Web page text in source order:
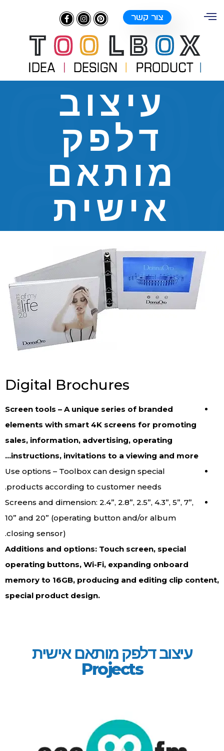
צור קשר
עיצוב
דלפק
מותאם
אישית
Digital Brochures
Screen tools – A unique series of branded
elements with smart 4K screens for promoting
sales, information, advertising, operating
instructions, invitations to a viewing and more…
Use options – Toolbox can design special
products according to customer needs.
Screens and dimension: 2.4”, 2.8”, 2.5”, 4.3”, 5”, 7”,
10” and 20” (operating button and/or album
closing sensor).
Additions and options: Touch screen, special
operating buttons, Wi-Fi, expanding onboard
memory to 16GB, producing and editing clip content,
special product design.
עיצוב דלפק מותאם אישית
Projects